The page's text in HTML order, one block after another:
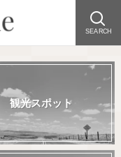
SEARCH
観光スポット